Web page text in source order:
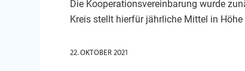
Die Kooperationsvereinbarung wurde
Kreis stellt hierfür jährliche Mittel in
22. OKTOBER 2021